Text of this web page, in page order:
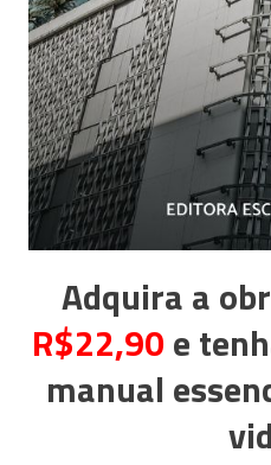
Adquira a
R$22,90e
manual